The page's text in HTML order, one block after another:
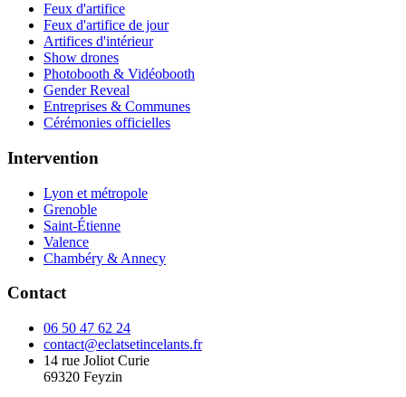
Feux d'artifice
Feux d'artifice de jour
Artifices d'intérieur
Show drones
Photobooth & Vidéobooth
Gender Reveal
Entreprises & Communes
Cérémonies officielles
Intervention
Lyon et métropole
Grenoble
Saint-Étienne
Valence
Chambéry & Annecy
Contact
06 50 47 62 24
contact@eclatsetincelants.fr
14 rue Joliot Curie
69320 Feyzin